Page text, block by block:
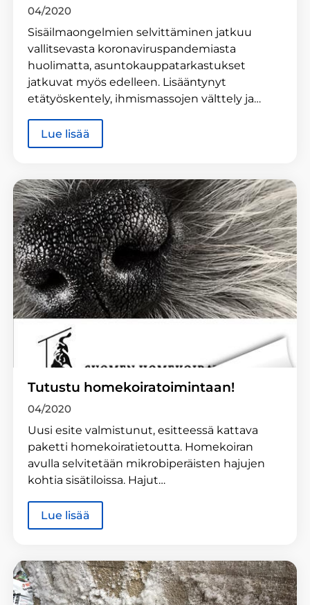
04/2020
Sisäilmaongelmien selvittäminen jatkuu
vallitsevasta koronaviruspandemiasta
huolimatta, asuntokauppatarkastukset
jatkuvat myös edelleen. Lisääntynyt
etätyöskentely, ihmismassojen välttely ja…
Lue lisää
Tutustu homekoiratoimintaan!
04/2020
Uusi esite valmistunut, esitteessä kattava
paketti homekoiratietoutta. Homekoiran
avulla selvitetään mikrobiperäisten hajujen
kohtia sisätiloissa. Hajut…
Lue lisää